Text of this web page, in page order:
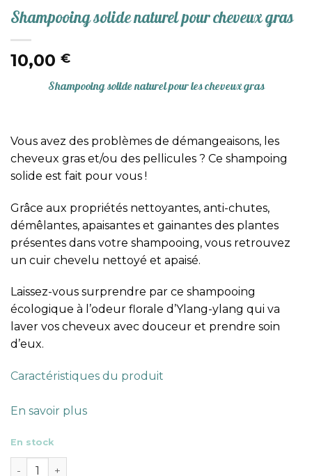
Shampooing solide naturel pour cheveux gras
10,00 €
Shampooing solide naturel pour les cheveux gras
Vous avez des problèmes de démangeaisons, les
cheveux gras et/ou des pellicules ? Ce shampoing
solide est fait pour vous !
Grâce aux propriétés nettoyantes, anti-chutes,
démêlantes, apaisantes et gainantes des plantes
présentes dans votre shampooing, vous retrouvez
un cuir chevelu nettoyé et apaisé.
Laissez-vous surprendre par ce shampooing
écologique à l’odeur florale d’Ylang-ylang qui va
laver vos cheveux avec douceur et prendre soin
d’eux.
Caractéristiques du produit
En savoir plus
En stock
quantité de Shampooing solide naturel pour cheveux